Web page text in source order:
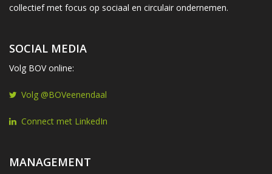
collectief met focus op sociaal en circulair ondernemen.
SOCIAL MEDIA
Volg BOV online:
Volg @BOVeenendaal
Connect met LinkedIn
MANAGEMENT